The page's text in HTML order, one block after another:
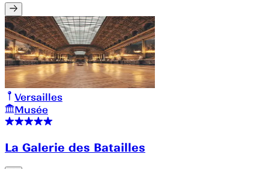
Versailles
Musée
La Galerie des Batailles